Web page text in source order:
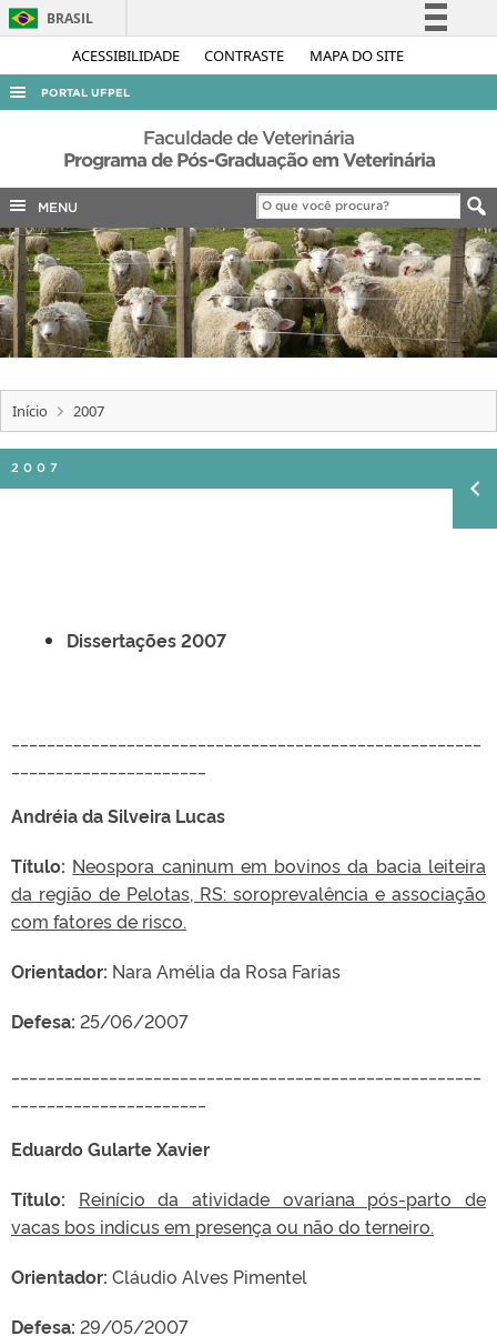
ACESSIBILIDADE CONTRASTE MAPA DO SITE
BRASIL
Simplifique!
Acesso à informação
Legislação
Canais
PORTAL UFPEL
ACESSO À INFORMAÇÃO
AUDITORIA
COBALTO
CONCURSOS
EDITAIS
INTERNACIONAL
OUVIDORIA
PORTARIAS
TELEFONES
Faculdade de Veterinária
Programa de Pós-Graduação em Veterinária
MENU
Início 2007
2007
Dissertações 2007
Andréia da Silveira Lucas
Título: Neospora caninum em bovinos da bacia leiteira
da região de Pelotas, RS: soroprevalência e associação
com fatores de risco.
Orientador: Nara Amélia da Rosa Farias
Defesa: 25/06/2007
Eduardo Gularte Xavier
Título: Reinício da atividade ovariana pós-parto de
vacas bos indicus em presença ou não do terneiro.
Orientador: Cláudio Alves Pimentel
Defesa: 29/05/2007